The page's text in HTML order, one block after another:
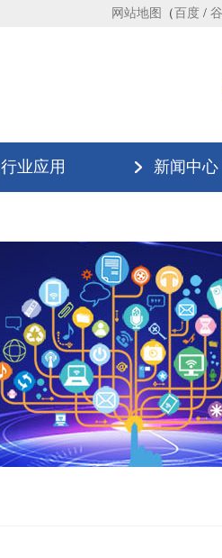
网站地图 （ 百度 /
行业应用 新闻中心